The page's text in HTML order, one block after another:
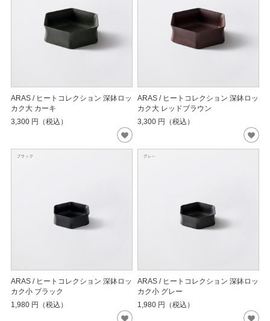
ARAS / ヒートコレクション 深鉢ロッ
カク大 カーキ
3,300 円（税込）
ARAS / ヒートコレクション 深鉢ロッ
カク大 レッドブラウン
3,300 円（税込）
ARAS / ヒートコレクション 深鉢ロッ
カク小 ブラック
1,980 円（税込）
ARAS / ヒートコレクション 深鉢ロッ
カク小 グレー
1,980 円（税込）